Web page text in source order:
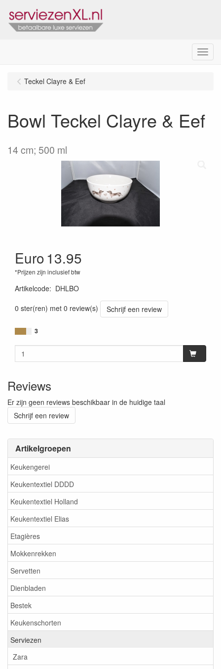
Menu
Artikelgroepen
Keukengerei
Keukentextiel DDDD
Keukentextiel Holland
Keukentextiel Elias
Etagières
Mokkenrekken
Servetten
Dienbladen
Bestek
Keukenschorten
Serviezen
Zara
Teckel Clayre & Eef
Bowl Teckel Clayre & Eef
14 cm; 500 ml
Euro13.95
*Prijzen zijn inclusief btw
Artikelcode: DHLBO
0 ster(ren) met 0 review(s)
Schrijf een review
3
Reviews
Er zijn geen reviews beschikbaar in de huidige taal
Schrijf een review